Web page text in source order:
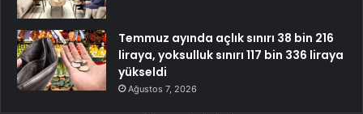
Temmuz ayında açlık sınırı 38 bin 216
liraya, yoksulluk sınırı 117 bin 336 liraya
yükseldi
Ağustos 7, 2026